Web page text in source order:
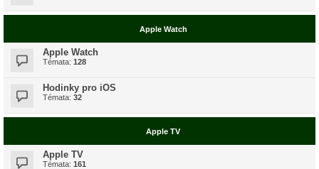
Apple Watch
Apple Watch
Témata: 128
Hodinky pro iOS
Témata: 32
Apple TV
Apple TV
Témata: 161